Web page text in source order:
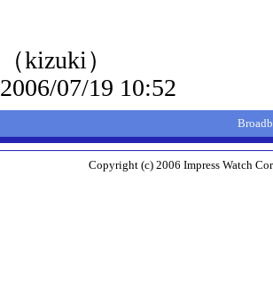
（kizuki）
2006/07/19 10:52
Copyright (c) 2006 Impress Watch